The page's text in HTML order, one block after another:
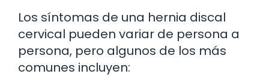
Los síntomas de una hernia discal
cervical pueden variar de persona a
persona, pero algunos de los más
comunes incluyen: